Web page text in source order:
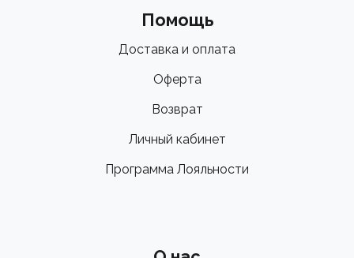
Помощь
Доставка и оплата
Оферта
Возврат
Личный кабинет
Программа Лояльности